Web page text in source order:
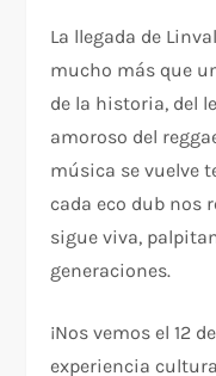
La llegada de
mucho más que
de la historia, del
amoroso del
música se vuelve
cada eco dub nos
sigue viva,
generaciones.
¡Nos vemos el 12
experiencia